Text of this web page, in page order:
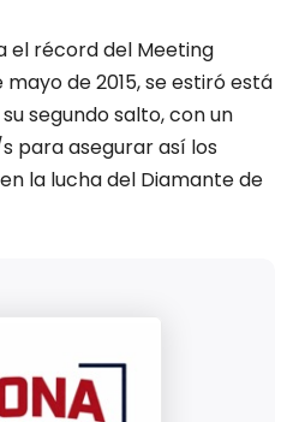
el récord del Meeting
mayo de 2015, se estiró está
segundo salto, con un
para asegurar así los
la lucha del Diamante de